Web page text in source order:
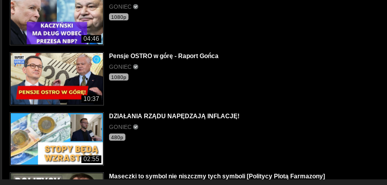
04:46
GONIEC
1080p
10:37
Pensje OSTRO w górę - Raport Gońca
GONIEC
1080p
02:55
DZIAŁANIA RZĄDU NAPĘDZAJĄ INFLACJĘ!
GONIEC
480p
Maseczki to symbol nie niszczmy tych symboli [Politycy Plotą Farmazony]